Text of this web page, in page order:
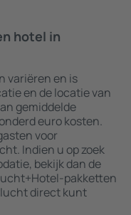
hotel in
variëren en is
en de locatie van
gemiddelde
euro kosten.
voor
Indien u op zoek
bekijk dan de
pakketten
direct kunt